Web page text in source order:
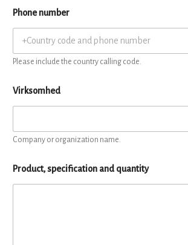
Phone number
Please include the country calling code.
Virksomhed
Company or organization name.
Product, specification and quantity